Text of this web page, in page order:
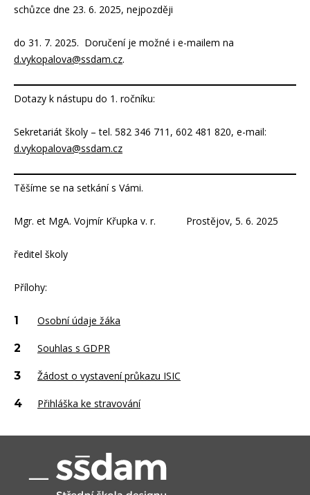
schůzce dne 23. 6. 2025, nejpozději
do 31. 7. 2025. Doručení je možné i e-mailem na
d.vykopalova@ssdam.cz.
Dotazy k nástupu do 1. ročníku:
Sekretariát školy – tel. 582 346 711, 602 481 820, e-mail:
d.vykopalova@ssdam.cz
Těšíme se na setkání s Vámi.
Mgr. et MgA. Vojmír Křupka v. r. Prostějov, 5. 6. 2025
ředitel školy
Přílohy:
Osobní údaje žáka
Souhlas s GDPR
Žádost o vystavení průkazu ISIC
Přihláška ke stravování